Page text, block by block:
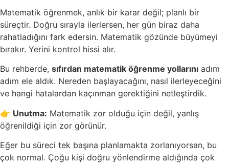
Matematik öğrenmek, anlık bir karar değil; planlı bir
süreçtir. Doğru sırayla ilerlersen, her gün biraz daha
rahatladığını fark edersin. Matematik gözünde büyümeyi
bırakır. Yerini kontrol hissi alır.
Bu rehberde, sıfırdan matematik öğrenme yollarını adım
adım ele aldık. Nereden başlayacağını, nasıl ilerleyeceğini
ve hangi hatalardan kaçınman gerektiğini netleştirdik.
👉 Unutma: Matematik zor olduğu için değil, yanlış
öğrenildiği için zor görünür.
Eğer bu süreci tek başına planlamakta zorlanıyorsan, bu
çok normal. Çoğu kişi doğru yönlendirme aldığında çok